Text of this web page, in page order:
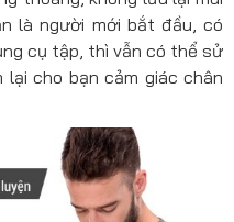
là người mới bắt đầu, có
cụ tập, thì vẫn có thể sử
lại cho bạn cảm giác chân